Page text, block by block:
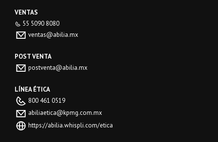
VENTAS
55 5090 8080
ventas@abilia.mx
POST VENTA
postventa@abilia.mx
LÍNEA ÉTICA
800 461 0519
abiliaetica@kpmg.com.mx
https://abilia.whispli.com/etica